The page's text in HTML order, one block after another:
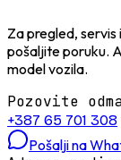
Za pregled,
pošaljite poruku.
model vozila.
Pozovite
+387 65 701 308
Pošalji na